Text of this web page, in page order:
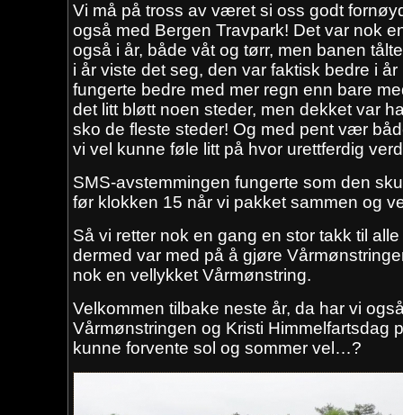
Vi må på tross av været si oss godt
også med Bergen Travpark! Det var nok
også i år, både våt og tørr, men banen
i år viste det seg, den var faktisk bedre i
fungerte bedre med mer regn enn bare
det litt bløtt noen steder, men dekket var
sko de fleste steder! Og med pent vær
vi vel kunne føle litt på hvor urettferdig
SMS-avstemmingen fungerte som den
før klokken 15 når vi pakket sammen og
Så vi retter nok en gang en stor takk til
dermed var med på å gjøre
nok en vellykket Vårmønstring.
Velkommen tilbake neste år, da har vi
Vårmønstringen og Kristi Himmelfartsdag
kunne forvente sol og sommer vel…?